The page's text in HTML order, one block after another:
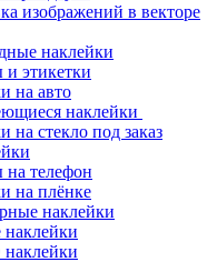
изображений в векторе
наклейки
этикетки
на авто
наклейки
на стекло под заказ
на телефон
на плёнке
наклейки